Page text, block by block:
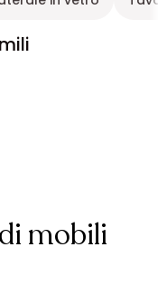
mobili